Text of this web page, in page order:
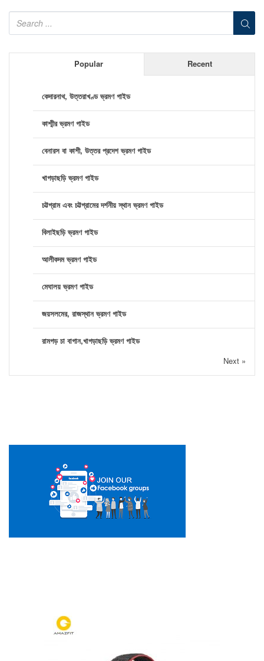
Popular Recent
কেদারনাথ, উত্তরাখণ্ড ভ্রমণ গাইড
কাশ্মীর ভ্রমণ গাইড
বেনারস বা কাশী, উত্তর প্রদেশ ভ্রমণ গাইড
খাগড়াছড়ি ভ্রমণ গাইড
চট্টগ্রাম এবং চট্টগ্রামের দর্শনীয় স্থান ভ্রমণ গাইড
বিলাইছড়ি ভ্রমণ গাইড
আলীকদম ভ্রমণ গাইড
মেঘালয় ভ্রমণ গাইড
জয়সলমের, রাজস্থান ভ্রমণ গাইড
রামগড় চা বাগান,খাগড়াছড়ি ভ্রমণ গাইড
Next »